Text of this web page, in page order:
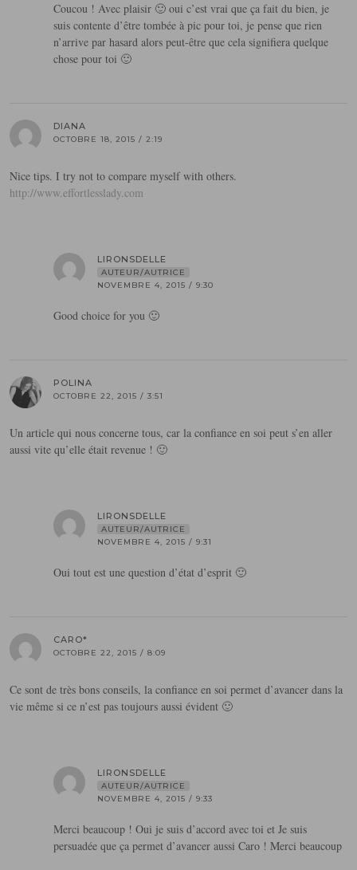
Coucou ! Avec plaisir 🙂 oui c’est vrai que ça fait du bien, je
suis contente d’être tombée à pic pour toi, je pense que rien
n’arrive par hasard alors peut-être que cela signifiera quelque
chose pour toi 🙂
DIANA
OCTOBRE 18, 2015 / 2:19
Nice tips. I try not to compare myself with others.
http://www.effortlesslady.com
LIRONSDELLE
AUTEUR/AUTRICE
NOVEMBRE 4, 2015 / 9:30
Good choice for you 🙂
POLINA
OCTOBRE 22, 2015 / 3:51
Un article qui nous concerne tous, car la confiance en soi peut s’en aller
aussi vite qu’elle était revenue ! 🙂
LIRONSDELLE
AUTEUR/AUTRICE
NOVEMBRE 4, 2015 / 9:31
Oui tout est une question d’état d’esprit 🙂
CARO*
OCTOBRE 22, 2015 / 8:09
Ce sont de très bons conseils, la confiance en soi permet d’avancer dans la
vie même si ce n’est pas toujours aussi évident 🙂
LIRONSDELLE
AUTEUR/AUTRICE
NOVEMBRE 4, 2015 / 9:33
Merci beaucoup ! Oui je suis d’accord avec toi et Je suis
persuadée que ça permet d’avancer aussi Caro ! Merci beaucoup